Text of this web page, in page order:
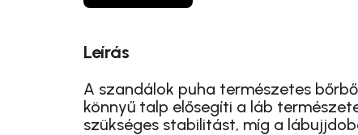
Leírás
A szandálok puha természetes
könnyű talp elősegíti a láb
szükséges stabilitást, míg a